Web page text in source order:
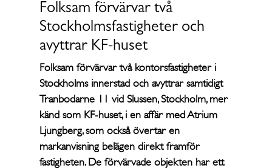
Folksam förvärvar två
Stockholmsfastigheter och
avyttrar KF-huset
Folksam förvärvar två kontorsfastigheter i
Stockholms innerstad och avyttrar samtidigt
Tranbodarne 11 vid Slussen, Stockholm, mer
känd som KF-huset, i en affär med Atrium
Ljungberg, som också övertar en
markanvisning belägen direkt framför
fastigheten. De förvärvade objekten har ett